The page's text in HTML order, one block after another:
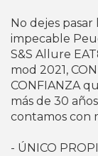
No dejes
impecable
S&S Allure
mod 2021,
CONFIANZA
más de 30
contamos con
- ÚNICO